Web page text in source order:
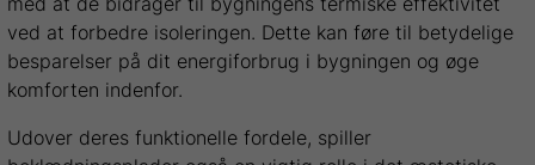
ved at forbedre isoleringen. Dette kan føre til betydelige
besparelser på dit energiforbrug i bygningen og øge
komforten indenfor.
Udover deres funktionelle fordele, spiller